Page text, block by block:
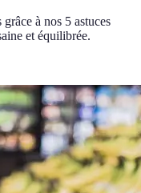
à nos 5 astuces
et équilibrée.